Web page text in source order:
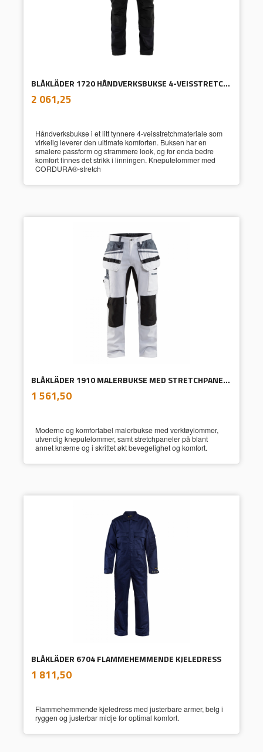
BLÅKLÄDER 1720 HÅNDVERKSBUKSE 4-VEISSTRETCH MED AVTAGBARE HENGELOMMER
Pris
2 061,25
Håndverksbukse i et litt tynnere 4-veisstretchmateriale som
virkelig leverer den ultimate komforten. Buksen har en
smalere passform og strammere look, og for enda bedre
komfort finnes det strikk i linningen. Kneputelommer med
CORDURA®-stretch
BLÅKLÄDER 1910 MALERBUKSE MED STRETCHPANELER
Pris
1 561,50mva.
Moderne og komfortabel malerbukse med verktøylommer,
utvendig kneputelommer, samt stretchpaneler på blant
annet knærne og i skrittet økt bevegelighet og komfort.
BLÅKLÄDER 6704 FLAMMEHEMMENDE KJELEDRESS
Pris
1 811,50mva.
Flammehemmende kjeledress med justerbare armer, belg i
ryggen og justerbar midje for optimal komfort.